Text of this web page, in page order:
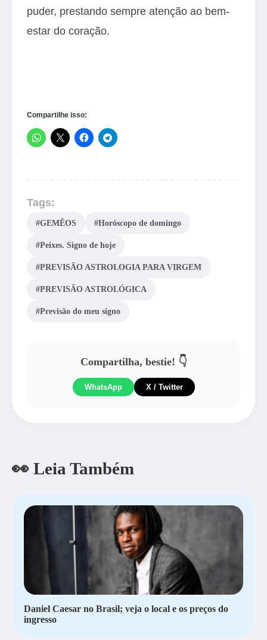
puder, prestando sempre atenção ao bem-
estar do coração.
Compartilhe isso:
Tags:
#GEMÊOS #Horóscopo de domingo
#Peixes. Signo de hoje
#PREVISÃO ASTROLOGIA PARA VIRGEM
#PREVISÃO ASTROLÓGICA
#Previsão do meu signo
Compartilha, bestie! 👇
WhatsApp X / Twitter
👀 Leia Também
Daniel Caesar no Brasil; veja o local e os preços do
ingresso